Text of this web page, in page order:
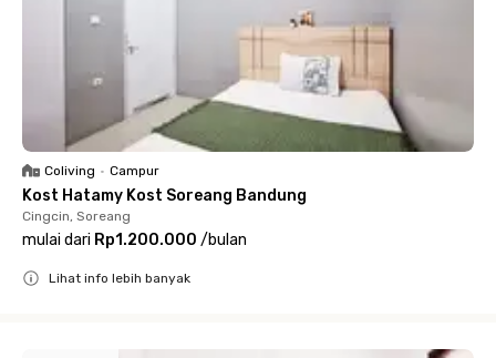
Coliving • Campur
Kost Hatamy Kost Soreang Bandung
Cingcin, Soreang
mulai dari Rp1.200.000 /bulan
Lihat info lebih banyak